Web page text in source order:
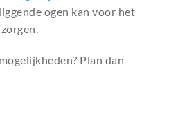
ogen kan voor het
Plan dan